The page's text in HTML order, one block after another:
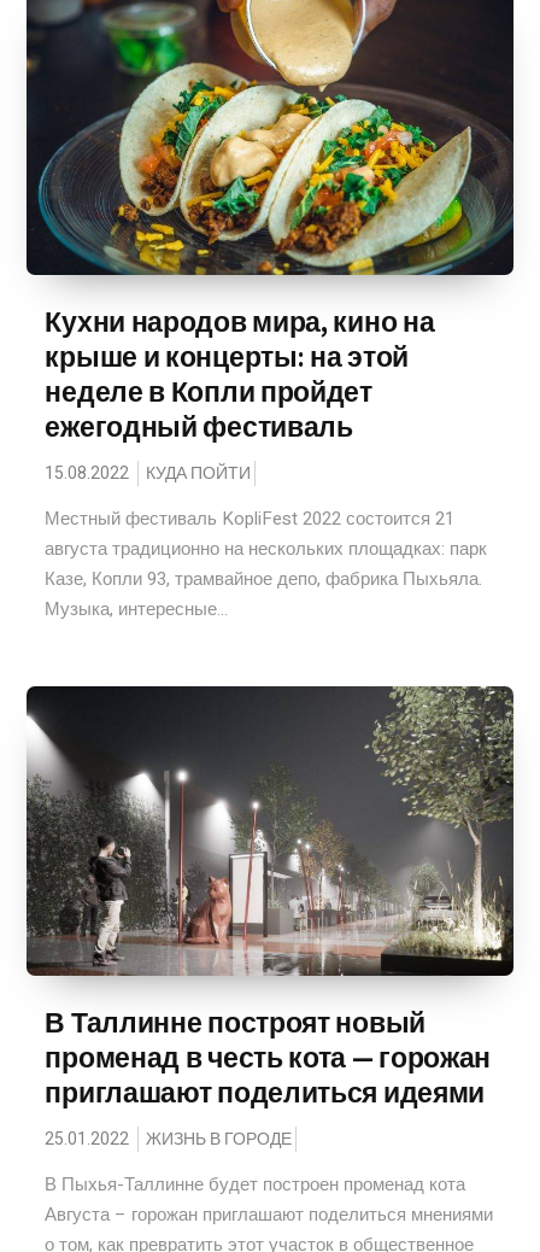
Кухни народов мира, кино на
крыше и концерты: на этой
неделе в Копли пройдет
ежегодный фестиваль
15.08.2022 КУДА ПОЙТИ
Местный фестиваль KopliFest 2022 состоится 21
августа традиционно на нескольких площадках: парк
Казе, Копли 93, трамвайное депо, фабрика Пыхьяла.
Музыка, интересные...
В Таллинне построят новый
променад в честь кота — горожан
приглашают поделиться идеями
25.01.2022 ЖИЗНЬ В ГОРОДЕ
В Пыхья-Таллинне будет построен променад кота
Августа – горожан приглашают поделиться мнениями
о том, как превратить этот участок в общественное